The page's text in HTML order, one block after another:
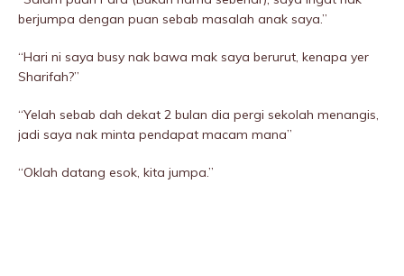
berjumpa dengan puan sebab masalah anak saya.’’
“Hari ni saya busy nak bawa mak saya berurut, kenapa yer
Sharifah?’’
“Yelah sebab dah dekat 2 bulan dia pergi sekolah menangis,
jadi saya nak minta pendapat macam mana’’
“Oklah datang esok, kita jumpa.”